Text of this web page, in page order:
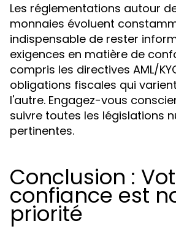
Les réglementations autour
monnaies évoluent
indispensable de rester
exigences en matière de
compris les directives AML/
obligations fiscales qui
l'autre. Engagez-vous
suivre toutes les législations
pertinentes.
Conclusion :
confiance est
priorité